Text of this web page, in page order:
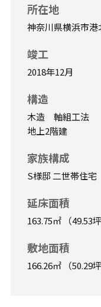
所在地
神奈川県横浜市港
竣工
2018年12月
構造
木造 軸組工法
地上2階建
家族構成
S様邸 二世帯住宅
延床面積
163.75㎡ （49.53坪
敷地面積
166.26㎡ （50.29坪